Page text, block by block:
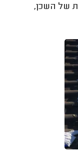
של השכן,